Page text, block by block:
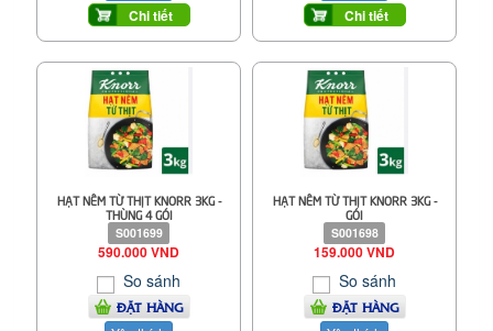
Chi tiết Chi tiết
HẠT NÊM TỪ THỊT KNORR 3KG -
THÙNG 4 GÓI
S001699
590.000 VND
So sánh
ĐẶT HÀNG
HẠT NÊM TỪ THỊT KNORR 3KG -
GÓI
S001698
159.000 VND
So sánh
ĐẶT HÀNG